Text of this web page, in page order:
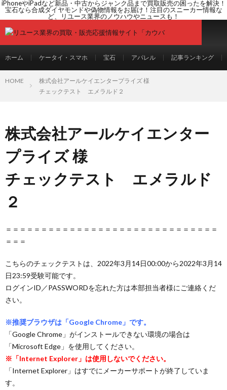
iPhoneやiPadなど新品・中古からジャンク品まで買取販売の困ったを解決！
宝石なら合成ダイヤモンドや偽物情報をお届け！注目のスニーカー情報な
ど、リユース業界のノウハウやニュースも！
ホーム ケータイ・スマホ 宝石 アパレル 記事ランキング
HOME
株式会社アールケイエンタープライズ 様
チェックテスト エメラルド２
株式会社アールケイエンター
プライズ 様
チェックテスト エメラルド
２
＝＝＝＝＝＝＝＝＝＝＝＝＝＝＝＝＝＝＝＝＝＝＝＝＝＝＝＝＝＝
＝＝＝
こちらのチェックテストは、2022年3月14日00:00から2022年3月14
日23:59受験可能です。
ログインID／PASSWORDを忘れた方は本部担当者様にご連絡くだ
さい。
※推奨ブラウザは「Google Chrome」です。
「Google Chrome」がインストールできない環境の場合は
「Microsoft Edge」を使用してください。
※「Internet Explorer」は使用しないでください。
「Internet Explorer」はすでにメーカーサポートが終了していま
す。